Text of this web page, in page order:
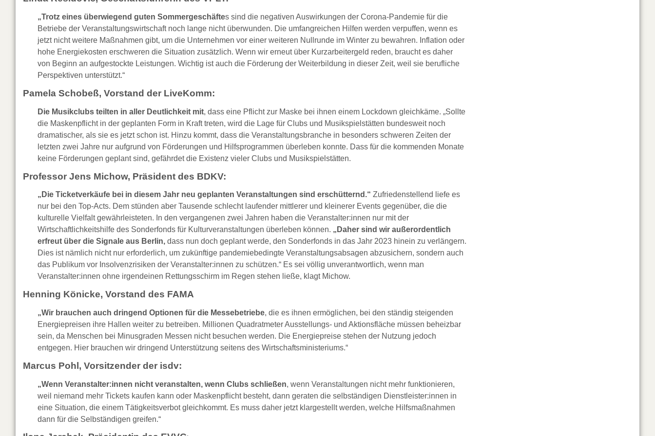
„Trotz eines überwiegend guten Sommergeschäftes sind die negativen Auswirkungen der Corona-Pandemie für die
Betriebe der Veranstaltungswirtschaft noch lange nicht überwunden. Die umfangreichen Hilfen werden verpuffen, wenn es
jetzt nicht weitere Maßnahmen gibt, um die Unternehmen vor einer weiteren Nullrunde im Winter zu bewahren. Inflation oder
hohe Energiekosten erschweren die Situation zusätzlich. Wenn wir erneut über Kurzarbeitergeld reden, braucht es daher
von Beginn an aufgestockte Leistungen. Wichtig ist auch die Förderung der Weiterbildung in dieser Zeit, weil sie berufliche
Perspektiven unterstützt.“
Pamela Schobeß, Vorstand der LiveKomm:
Die Musikclubs teilten in aller Deutlichkeit mit, dass eine Pflicht zur Maske bei ihnen einem Lockdown gleichkäme. „Sollte
die Maskenpflicht in der geplanten Form in Kraft treten, wird die Lage für Clubs und Musikspielstätten bundesweit noch
dramatischer, als sie es jetzt schon ist. Hinzu kommt, dass die Veranstaltungsbranche in besonders schweren Zeiten der
letzten zwei Jahre nur aufgrund von Förderungen und Hilfsprogrammen überleben konnte. Dass für die kommenden Monate
keine Förderungen geplant sind, gefährdet die Existenz vieler Clubs und Musikspielstätten.
Professor Jens Michow, Präsident des BDKV:
„Die Ticketverkäufe bei in diesem Jahr neu geplanten Veranstaltungen sind erschütternd.“ Zufriedenstellend liefe es
nur bei den Top-Acts. Dem stünden aber Tausende schlecht laufender mittlerer und kleinerer Events gegenüber, die die
kulturelle Vielfalt gewährleisteten. In den vergangenen zwei Jahren haben die Veranstalter:innen nur mit der
Wirtschaftlichkeitshilfe des Sonderfonds für Kulturveranstaltungen überleben können. „Daher sind wir außerordentlich
erfreut über die Signale aus Berlin, dass nun doch geplant werde, den Sonderfonds in das Jahr 2023 hinein zu verlängern.
Dies ist nämlich nicht nur erforderlich, um zukünftige pandemiebedingte Veranstaltungsabsagen abzusichern, sondern auch
das Publikum vor Insolvenzrisiken der Veranstalter:innen zu schützen.“ Es sei völlig unverantwortlich, wenn man
Veranstalter:innen ohne irgendeinen Rettungsschirm im Regen stehen ließe, klagt Michow.
Henning Könicke, Vorstand des FAMA
„Wir brauchen auch dringend Optionen für die Messebetriebe, die es ihnen ermöglichen, bei den ständig steigenden
Energiepreisen ihre Hallen weiter zu betreiben. Millionen Quadratmeter Ausstellungs- und Aktionsfläche müssen beheizbar
sein, da Menschen bei Minusgraden Messen nicht besuchen werden. Die Energiepreise stehen der Nutzung jedoch
entgegen. Hier brauchen wir dringend Unterstützung seitens des Wirtschaftsministeriums.“
Marcus Pohl, Vorsitzender der isdv:
„Wenn Veranstalter:innen nicht veranstalten, wenn Clubs schließen, wenn Veranstaltungen nicht mehr funktionieren,
weil niemand mehr Tickets kaufen kann oder Maskenpflicht besteht, dann geraten die selbständigen Dienstleister:innen in
eine Situation, die einem Tätigkeitsverbot gleichkommt. Es muss daher jetzt klargestellt werden, welche Hilfsmaßnahmen
dann für die Selbständigen greifen.“